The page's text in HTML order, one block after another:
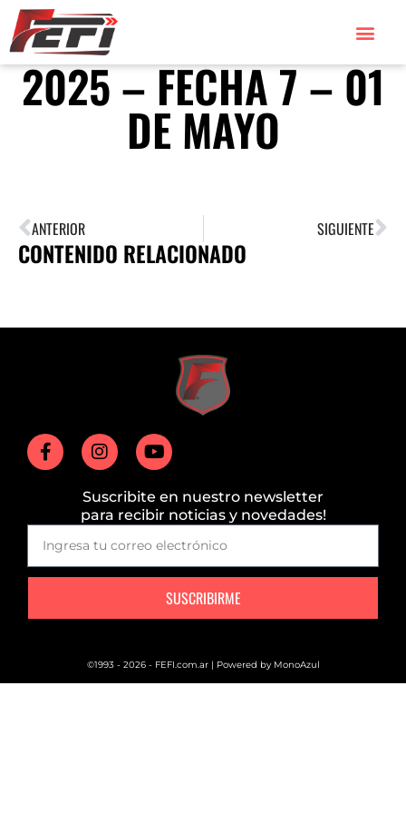
2025 – FECHA 7 – 01
DE MAYO
ANTERIOR SIGUIENTE
CONTENIDO RELACIONADO
Suscribite en nuestro newsletter
para recibir noticias y novedades!
SUSCRIBIRME
©1993 - 2026 - FEFI.com.ar | Powered by MonoAzul